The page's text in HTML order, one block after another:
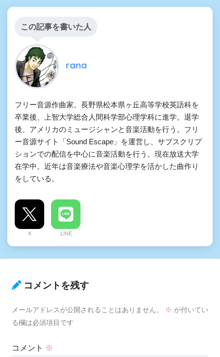
この記事を書いた人
rana
フリー音源作曲家。長野県松本県ヶ丘高等学校英語科を
卒業後、上智大学総合人間科学部心理学科に進学。退学
後、アメリカのミュージシャンと音楽活動を行う。フリ
ー音源サイト「Sound Escape」を運営し、サブスクリプ
ションでの配信を中心に音楽活動を行う。現在放送大学
在学中。近年は音楽療法や音楽心理学を活かした曲作り
をしている。
X LINE
コメントを残す
メールアドレスが公開されることはありません。 ※ が付いてい
る欄は必須項目です
コメント ※